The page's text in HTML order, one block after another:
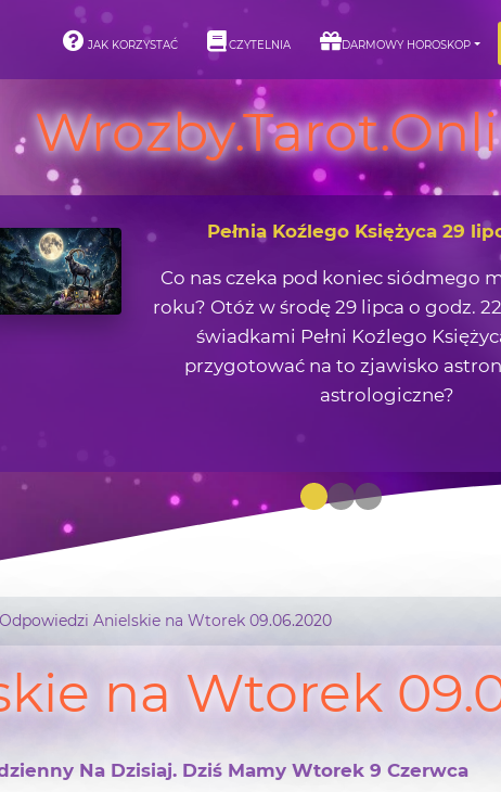
JAK KORZYSTAĆ CZYTELNIA DARMOWY HOROSKOP
Pełnia Koźlego Księżyca 29
Co nas czeka pod koniec siódmego
roku? Otóż w środę 29 lipca o godz.
świadkami Pełni Koźlego
przygotować na to zjawisko
astrologiczne?
Odpowiedzi Anielskie na Wtorek 09.06.2020
na Wtorek
Na Dzisiaj. Dziś Mamy Wtorek 9 Czerwca